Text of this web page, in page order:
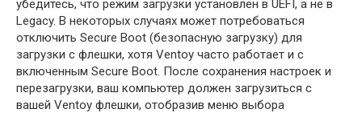
убедитесь, что режим загрузки установлен в UEFI, а не в
Legacy. В некоторых случаях может потребоваться
отключить Secure Boot (безопасную загрузку) для
загрузки с флешки, хотя Ventoy часто работает и с
включенным Secure Boot. После сохранения настроек и
перезагрузки, ваш компьютер должен загрузиться с
вашей Ventoy флешки, отобразив меню выбора